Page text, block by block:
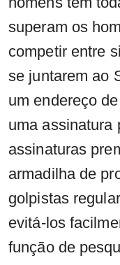
superam os
competir entre
se juntarem ao
um endereço
uma assinatura
assinaturas
armadilha de
golpistas
evitá-los
função de